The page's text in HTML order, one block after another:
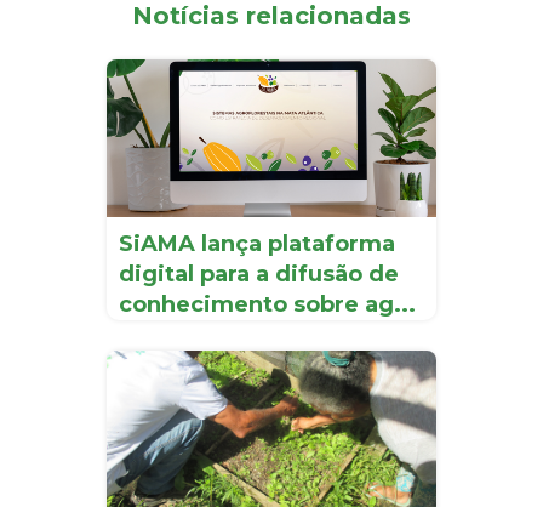
Notícias relacionadas
SiAMA lança plataforma
digital para a difusão de
conhecimento sobre ag...